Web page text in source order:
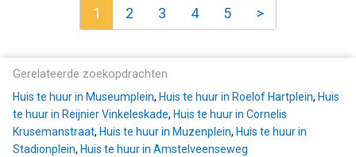
1 2 3 4 5 >
Gerelateerde zoekopdrachten
Huis te huur in Museumplein, Huis te huur in Roelof Hartplein, Huis
te huur in Reijnier Vinkeleskade, Huis te huur in Cornelis
Krusemanstraat, Huis te huur in Muzenplein, Huis te huur in
Stadionplein, Huis te huur in Amstelveenseweg